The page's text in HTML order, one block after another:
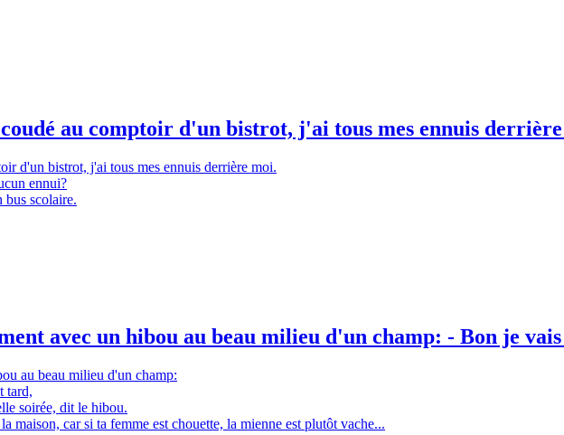
au comptoir d'un bistrot, j'ai tous mes ennuis
d'un bistrot, j'ai tous mes ennuis derrière moi.
ennui?
bus scolaire.
avec un hibou au beau milieu d'un champ: - Bon je
au beau milieu d'un champ:
tard,
soirée, dit le hibou.
maison, car si ta femme est chouette, la mienne est plutôt vache...